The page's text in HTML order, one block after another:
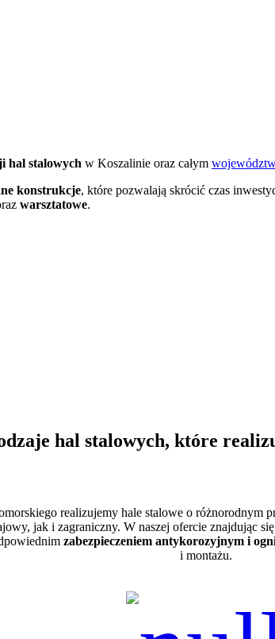
hal stalowych w Koszalinie oraz całym
konstrukcje, które pozwalają skrócić czas
warsztatowe.
hal stalowych, które
realizujemy hale stalowe o różnorodnym
jak i zagraniczny. W naszej ofercie znajdując
zabezpieczeniem antykorozyjnym i
i montażu.